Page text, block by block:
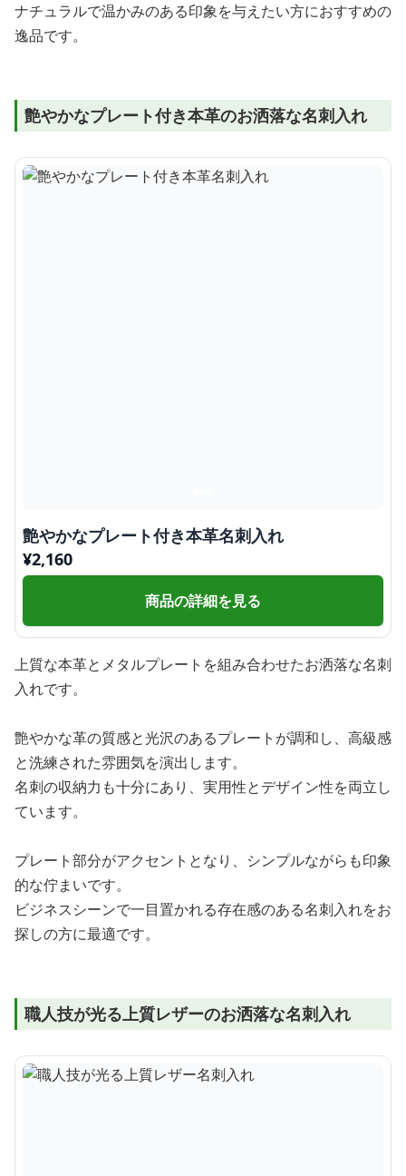
ナチュラルで温かみのある印象を与えたい方におすすめの
逸品です。
艶やかなプレート付き本革のお洒落な名刺入れ
艶やかなプレート付き本革名刺入れ
¥2,160
商品の詳細を見る
上質な本革とメタルプレートを組み合わせたお洒落な名刺
入れです。
艶やかな革の質感と光沢のあるプレートが調和し、高級感
と洗練された雰囲気を演出します。
名刺の収納力も十分にあり、実用性とデザイン性を両立し
ています。
プレート部分がアクセントとなり、シンプルながらも印象
的な佇まいです。
ビジネスシーンで一目置かれる存在感のある名刺入れをお
探しの方に最適です。
職人技が光る上質レザーのお洒落な名刺入れ